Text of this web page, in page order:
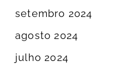
setembro 2024
agosto 2024
julho 2024